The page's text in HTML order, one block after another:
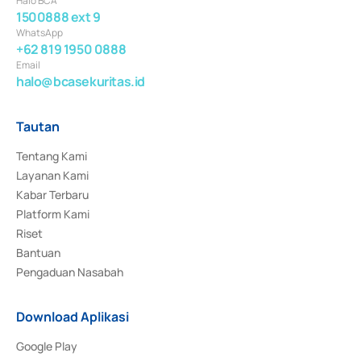
1500888 ext 9
WhatsApp
+62 819 1950 0888
Email
halo@bcasekuritas.id
Tautan
Tentang Kami
Layanan Kami
Kabar Terbaru
Platform Kami
Riset
Bantuan
Pengaduan Nasabah
Download Aplikasi
Google Play